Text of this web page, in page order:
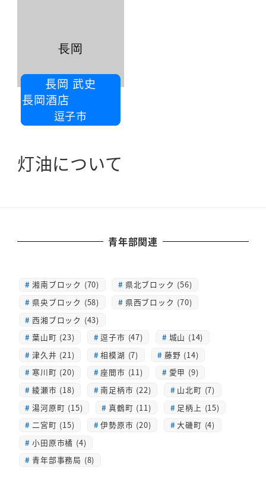
長岡 武史
）長岡酒店
逗子市
長岡
灯油について
青年部関連
湘南ブロック (70)
県北ブロック (56)
県央ブロック (58)
県西ブロック (70)
西湘ブロック (43)
葉山町 (23)
逗子市 (47)
城山 (14)
津久井 (21)
相模湖 (7)
藤野 (14)
寒川町 (20)
座間市 (11)
愛甲 (9)
綾瀬市 (18)
南足柄市 (22)
山北町 (7)
湯河原町 (15)
真鶴町 (11)
足柄上 (15)
二宮町 (15)
伊勢原市 (20)
大磯町 (4)
小田原市橘 (4)
青年部事務局 (8)